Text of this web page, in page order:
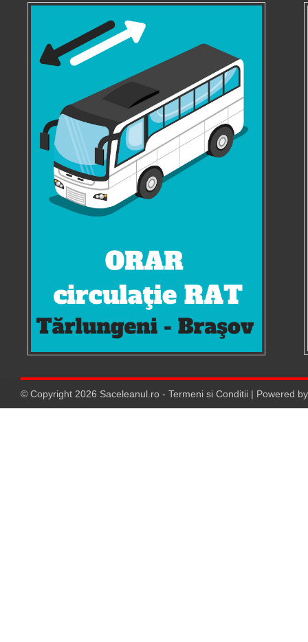
© Copyright 2026 Saceleanul.ro - Termeni si Conditii | Powered